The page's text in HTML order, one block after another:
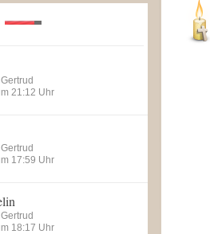
21:12 Uhr
17:59 Uhr
18:17 Uhr